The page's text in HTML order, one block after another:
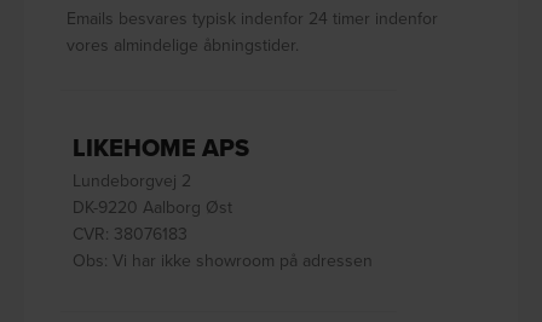
Emails besvares typisk indenfor 24 timer indenfor
vores almindelige åbningstider.
LIKEHOME APS
Lundeborgvej 2
DK-9220 Aalborg Øst
CVR: 38076183
Obs: Vi har ikke showroom på adressen